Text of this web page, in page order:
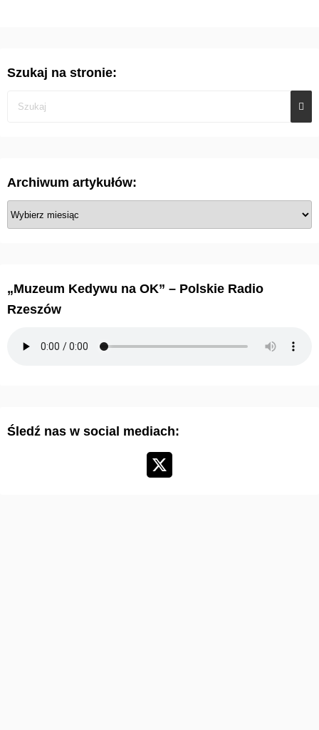
Szukaj na stronie:
Archiwum artykułów:
A
r
k
„Muzeum Kedywu na OK” – Polskie Radio
Rzeszów
Śledź nas w social mediach: